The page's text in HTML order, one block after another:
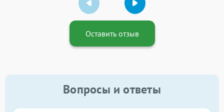
Оставить отзыв
Вопросы и ответы